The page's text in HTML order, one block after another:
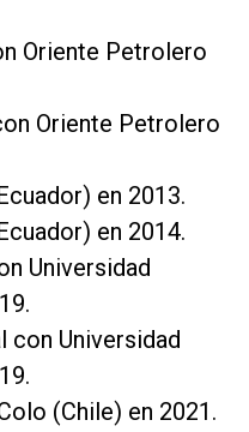
Oriente Petrolero
Oriente Petrolero
en 2013.
en 2014.
Universidad
con Universidad
(Chile) en 2021.